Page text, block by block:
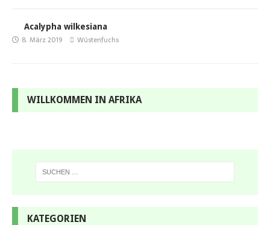
Acalypha wilkesiana
8. März 2019 Wüstenfuchs
WILLKOMMEN IN AFRIKA
KATEGORIEN